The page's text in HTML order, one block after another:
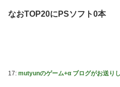
連合のモルモット部隊の部隊
やるやらでっきーのクラス転
なおTOP20にPSソフト0本
17: mutyunのゲーム+α ブログがお送りし